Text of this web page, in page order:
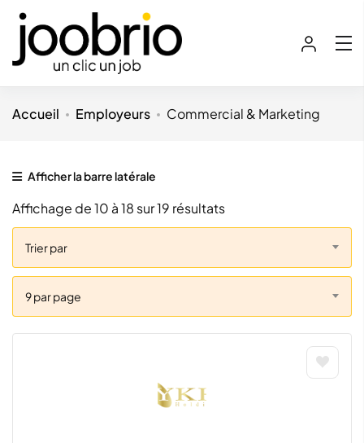
Accueil Employeurs Commercial & Marketing
Afficher la barre latérale
Affichage de10 à18 sur 19 résultats
Trier par
9 par page